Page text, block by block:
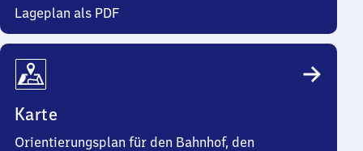
Lageplan als PDF
Karte
Orientierungsplan für den Bahnhof, den